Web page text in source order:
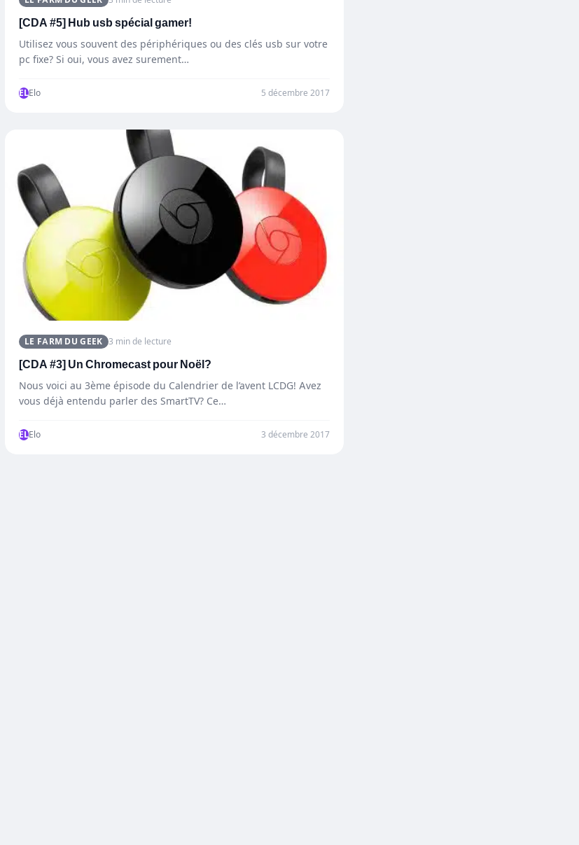
[CDA #5] Hub usb spécial gamer!
Utilisez vous souvent des périphériques ou des clés usb sur votre
pc fixe? Si oui, vous avez surement…
ELElo 5 décembre 2017
LE FARM DU GEEK 3 min de lecture
[CDA #3] Un Chromecast pour Noël?
Nous voici au 3ème épisode du Calendrier de l’avent LCDG! Avez
vous déjà entendu parler des SmartTV? Ce…
ELElo 3 décembre 2017